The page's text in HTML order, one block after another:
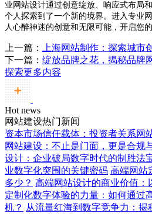
业网站设计通过创意绽放、响应式布局
个人探索到了一个新的境界。进入专业
人心醉神迷的创意和无限可能，开启您
上一篇：
上海网站制作：探索城市
下一篇： 绽放品牌之花，揭秘品牌
探索更多内容
Hot news
网站建设热门新闻
资本市场信任载体：投资者关系网
网站建设：不止是门面，更是合规
设计：企业破局数字时代的制胜法
业数字化突围的关键密码 高端网站
多少？ 高端网站设计的商业价值：
定制化数字体验的力量：如何通过
机？ 从流量红海到数字竞争力：